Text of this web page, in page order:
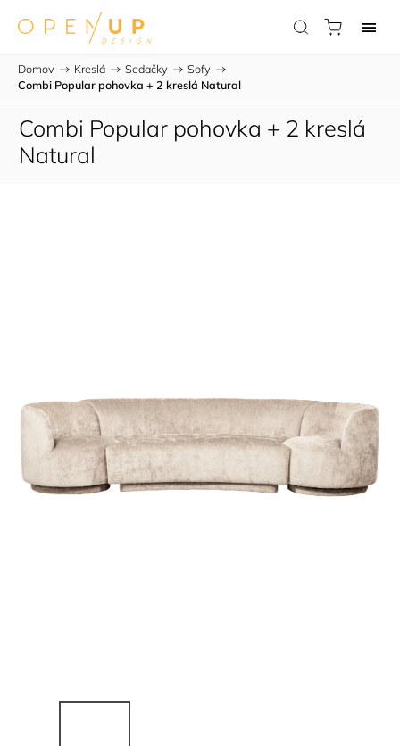
Domov / Kreslá / Sedačky / Sofy /
Combi Popular pohovka + 2 kreslá Natural
Combi Popular pohovka + 2 kreslá
Natural